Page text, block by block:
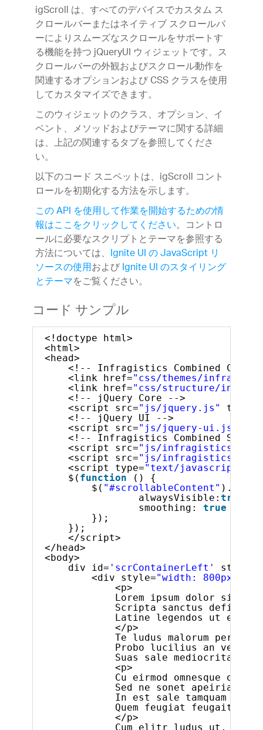
igScroll は、すべてのデバイスでカスタム ス
クロールバーまたはネイティブ スクロールバ
ーによりスムーズなスクロールをサポートす
る機能を持つ jQueryUI ウィジェットです。ス
クロールバーの外観およびスクロール動作を
関連するオプションおよび CSS クラスを使用
してカスタマイズできます。
このウィジェットのクラス、オプション、イ
ベント、メソッドおよびテーマに関する詳細
は、上記の関連するタブを参照してくださ
い。
以下のコード スニペットは、igScroll コント
ロールを初期化する方法を示します。
この API を使用して作業を開始するための情
報はここをクリックしてください。コントロ
ールに必要なスクリプトとテーマを参照する
方法については、 Ignite UI の JavaScript リ
ソースの使用およびIgnite UI のスタイリング
とテーマをご覧ください。
コード サンプル
<!doctype html>
<html>
<head>
<!-- Infragistics Combined CSS --
<link href="css/themes/
<link href="css/structure/
<!-- jQuery Core -->
<script src="js/jquery.js" type=
<!-- jQuery UI -->
<script src="js/jquery-ui.js"
<!-- Infragistics Combined
<script src="js/
<script src="js/
<script type="text/javascript"
$( function
() {
$( "#scrollableContent"
alwaysVisible: true
smoothing: true
});
});
</script>
</head>
<body>
div id= 'scrContainerLeft' style=
<div style="width: 800px;"
<p>
Lorem ipsum dolor sit
Scripta sanctus
Latine legendos ut
</p>
Te ludus malorum
Probo lucilius an vel,
Suas sale mediocritatem
<p>
Cu eirmod omnesque
Sed ne sonet apeirian.
In est sale tamquam
Quem feugiat feugait
</p>
Cum elitr ludus ut. Eu